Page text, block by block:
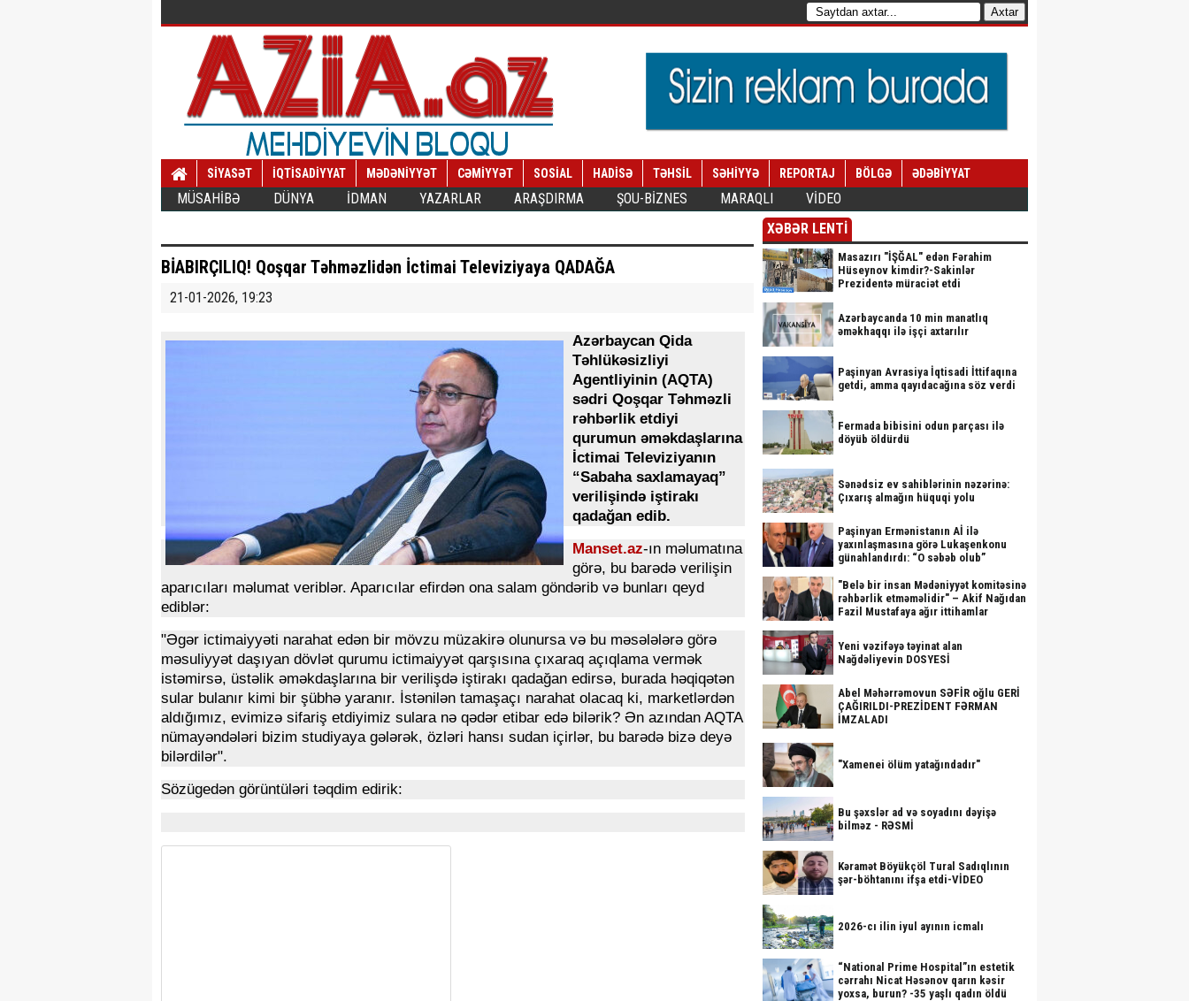
SİYASƏT İQTİSADİYYAT MƏDƏNİYYƏT CƏMİYYƏT SOSİAL HADİSƏ TƏHSİL SƏHİYYƏ REPORTAJ BÖLGƏ ƏDƏBİYYAT
MÜSAHİBƏ DÜNYA İDMAN YAZARLAR ARAŞDIRMA ŞOU-BİZNES MARAQLI VİDEO
BİABIRÇILIQ! Qoşqar Təhməzlidən İctimai Televiziyaya QADAĞA
21-01-2026, 19:23
Azərbaycan Qida
Təhlükəsizliyi
Agentliyinin (AQTA)
sədri Qoşqar Təhməzli
rəhbərlik etdiyi
qurumun əməkdaşlarına
İctimai Televiziyanın
“Sabaha saxlamayaq”
verilişində iştirakı
qadağan edib.
Manset.az-ın məlumatına
görə, bu barədə verilişin
aparıcıları məlumat veriblər. Aparıcılar efirdən ona salam göndərib və bunları qeyd
ediblər:
"Əgər ictimaiyyəti narahat edən bir mövzu müzakirə olunursa və bu məsələlərə görə
məsuliyyət daşıyan dövlət qurumu ictimaiyyət qarşısına çıxaraq açıqlama vermək
istəmirsə, üstəlik əməkdaşlarına bir verilişdə iştirakı qadağan edirsə, burada həqiqətən
sular bulanır kimi bir şübhə yaranır. İstənilən tamaşaçı narahat olacaq ki, marketlərdən
aldığımız, evimizə sifariş etdiyimiz sulara nə qədər etibar edə bilərik? Ən azından AQTA
nümayəndələri bizim studiyaya gələrək, özləri hansı sudan içirlər, bu barədə bizə deyə
bilərdilər".
Sözügedən görüntüləri təqdim edirik:
XƏBƏR LENTİ
Masazırı "İŞĞAL" edən Fərahim
Hüseynov kimdir?-Sakinlər
Prezidentə müraciət etdi
Azərbaycanda 10 min manatlıq
əməkhaqqı ilə işçi axtarılır
Paşinyan Avrasiya İqtisadi İttifaqına
getdi, amma qayıdacağına söz verdi
Fermada bibisini odun parçası ilə
döyüb öldürdü
Sənədsiz ev sahiblərinin nəzərinə:
Çıxarış almağın hüquqi yolu
Paşinyan Ermənistanın Aİ ilə
yaxınlaşmasına görə Lukaşenkonu
günahlandırdı: “O səbəb olub”
"Belə bir insan Mədəniyyət komitəsinə
rəhbərlik etməməlidir" – Akif Nağıdan
Fazil Mustafaya ağır ittihamlar
Yeni vəzifəyə təyinat alan
Nağdəliyevin DOSYESİ
Abel Məhərrəmovun SƏFİR oğlu GERİ
ÇAĞIRILDI-PREZİDENT FƏRMAN
İMZALADI
"Xamenei ölüm yatağındadır"
Bu şəxslər ad və soyadını dəyişə
bilməz - RƏSMİ
Kəramət Böyükçöl Tural Sadıqlının
şər-böhtanını ifşa etdi-VİDEO
2026-cı ilin iyul ayının icmalı
“National Prime Hospital”ın estetik
cərrahı Nicat Həsənov qarın kəsir
yoxsa, burun? -35 yaşlı qadın öldü